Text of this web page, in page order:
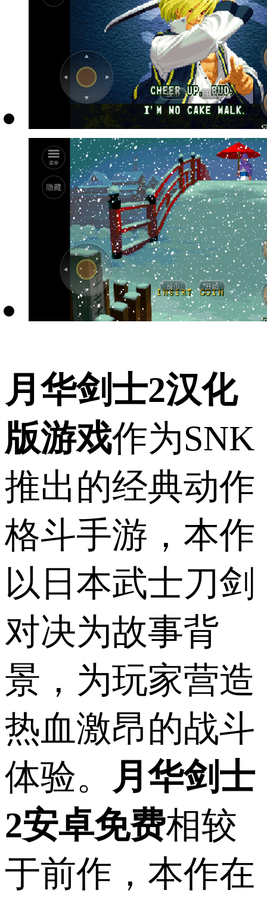
月华剑士2汉化
版游戏作为SNK
推出的经典动作
格斗手游，本作
以日本武士刀剑
对决为故事背
景，为玩家营造
热血激昂的战斗
体验。
月华剑士
2安卓免费相较
于前作，本作在